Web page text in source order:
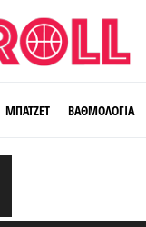
ΜΠΑΤΖΕΤ ΒΑΘΜΟΛΟΓΙΑ